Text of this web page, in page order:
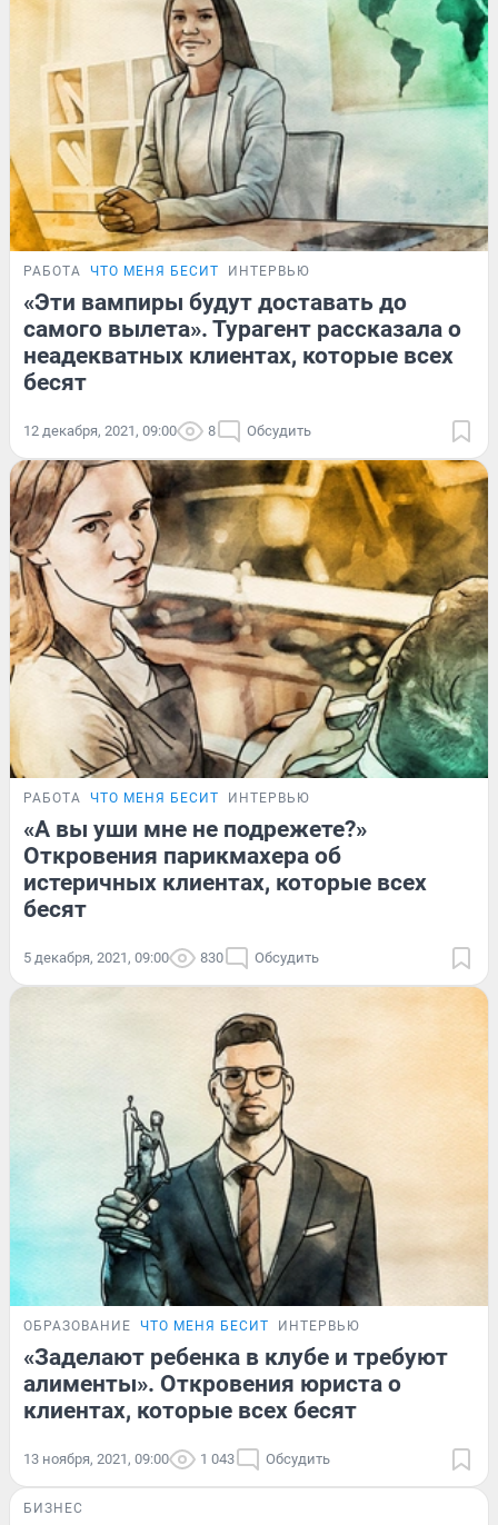
РАБОТА ЧТО МЕНЯ БЕСИТ ИНТЕРВЬЮ
«Эти вампиры будут доставать до
самого вылета». Турагент рассказала о
неадекватных клиентах, которые всех
бесят
12 декабря, 2021, 09:00 8 Обсудить
РАБОТА ЧТО МЕНЯ БЕСИТ ИНТЕРВЬЮ
«А вы уши мне не подрежете?»
Откровения парикмахера об
истеричных клиентах, которые всех
бесят
5 декабря, 2021, 09:00 830 Обсудить
ОБРАЗОВАНИЕ ЧТО МЕНЯ БЕСИТ ИНТЕРВЬЮ
«Заделают ребенка в клубе и требуют
алименты». Откровения юриста о
клиентах, которые всех бесят
13 ноября, 2021, 09:00 1 043 Обсудить
БИЗНЕС